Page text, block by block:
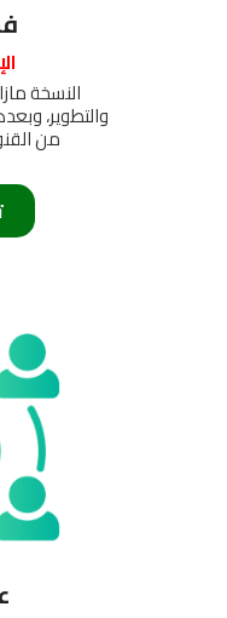
النسخة
والتطوير،
من
تنزيل مباشر